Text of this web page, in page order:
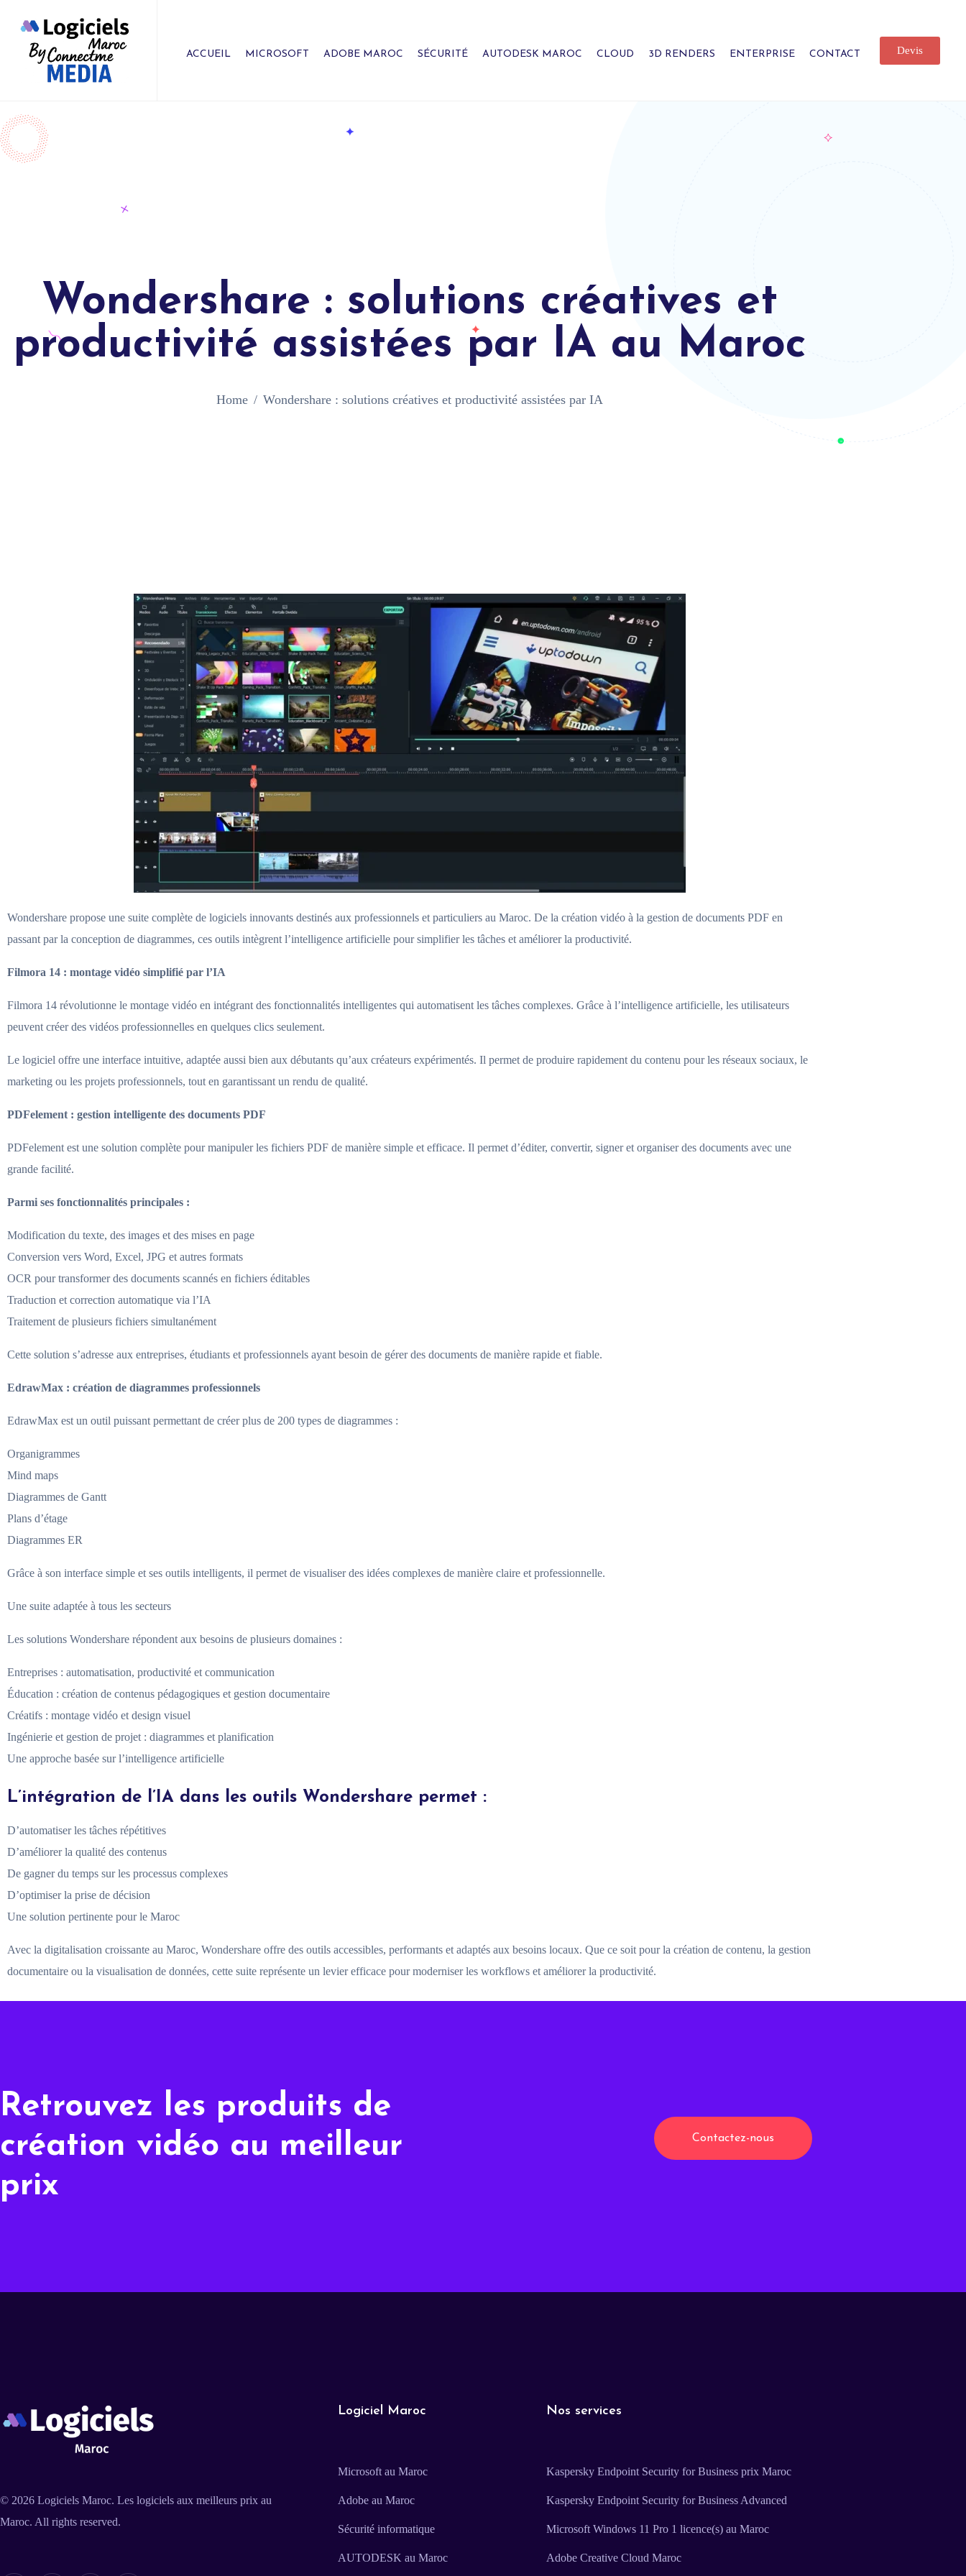
ACCUEIL MICROSOFT ADOBE MAROC SÉCURITÉ AUTODESK MAROC CLOUD 3D RENDERS ENTERPRISE CONTACT Devis
Wondershare : solutions créatives et
productivité assistées par IA au Maroc
Home Wondershare : solutions créatives et productivité assistées par IA
Wondershare propose une suite complète de logiciels innovants destinés aux professionnels et particuliers au Maroc. De la création vidéo à la gestion de documents PDF en
passant par la conception de diagrammes, ces outils intègrent l’intelligence artificielle pour simplifier les tâches et améliorer la productivité.
Filmora 14 : montage vidéo simplifié par l’IA
Filmora 14 révolutionne le montage vidéo en intégrant des fonctionnalités intelligentes qui automatisent les tâches complexes. Grâce à l’intelligence artificielle, les utilisateurs
peuvent créer des vidéos professionnelles en quelques clics seulement.
Le logiciel offre une interface intuitive, adaptée aussi bien aux débutants qu’aux créateurs expérimentés. Il permet de produire rapidement du contenu pour les réseaux sociaux, le
marketing ou les projets professionnels, tout en garantissant un rendu de qualité.
PDFelement : gestion intelligente des documents PDF
PDFelement est une solution complète pour manipuler les fichiers PDF de manière simple et efficace. Il permet d’éditer, convertir, signer et organiser des documents avec une
grande facilité.
Parmi ses fonctionnalités principales :
Modification du texte, des images et des mises en page
Conversion vers Word, Excel, JPG et autres formats
OCR pour transformer des documents scannés en fichiers éditables
Traduction et correction automatique via l’IA
Traitement de plusieurs fichiers simultanément
Cette solution s’adresse aux entreprises, étudiants et professionnels ayant besoin de gérer des documents de manière rapide et fiable.
EdrawMax : création de diagrammes professionnels
EdrawMax est un outil puissant permettant de créer plus de 200 types de diagrammes :
Organigrammes
Mind maps
Diagrammes de Gantt
Plans d’étage
Diagrammes ER
Grâce à son interface simple et ses outils intelligents, il permet de visualiser des idées complexes de manière claire et professionnelle.
Une suite adaptée à tous les secteurs
Les solutions Wondershare répondent aux besoins de plusieurs domaines :
Entreprises : automatisation, productivité et communication
Éducation : création de contenus pédagogiques et gestion documentaire
Créatifs : montage vidéo et design visuel
Ingénierie et gestion de projet : diagrammes et planification
Une approche basée sur l’intelligence artificielle
L’intégration de l’IA dans les outils Wondershare permet :
D’automatiser les tâches répétitives
D’améliorer la qualité des contenus
De gagner du temps sur les processus complexes
D’optimiser la prise de décision
Une solution pertinente pour le Maroc
Avec la digitalisation croissante au Maroc, Wondershare offre des outils accessibles, performants et adaptés aux besoins locaux. Que ce soit pour la création de contenu, la gestion
documentaire ou la visualisation de données, cette suite représente un levier efficace pour moderniser les workflows et améliorer la productivité.
Retrouvez les produits de
création vidéo au meilleur
prix
Contactez-nous
© 2026 Logiciels Maroc. Les logiciels aux meilleurs prix au
Maroc. All rights reserved.
Logiciel Maroc
Microsoft au Maroc
Adobe au Maroc
Sécurité informatique
AUTODESK au Maroc
Nos services
Kaspersky Endpoint Security for Business prix Maroc
Kaspersky Endpoint Security for Business Advanced
Microsoft Windows 11 Pro 1 licence(s) au Maroc
Adobe Creative Cloud Maroc